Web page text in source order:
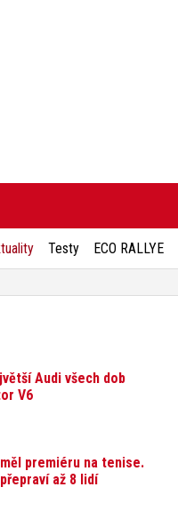
Testy ECO RALLYE
Audi všech dob
V6
premiéru na tenise.
až 8 lidí